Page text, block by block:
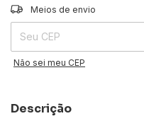
Entregas para o CEP:
Meios de envio
Não sei meu CEP
Descrição